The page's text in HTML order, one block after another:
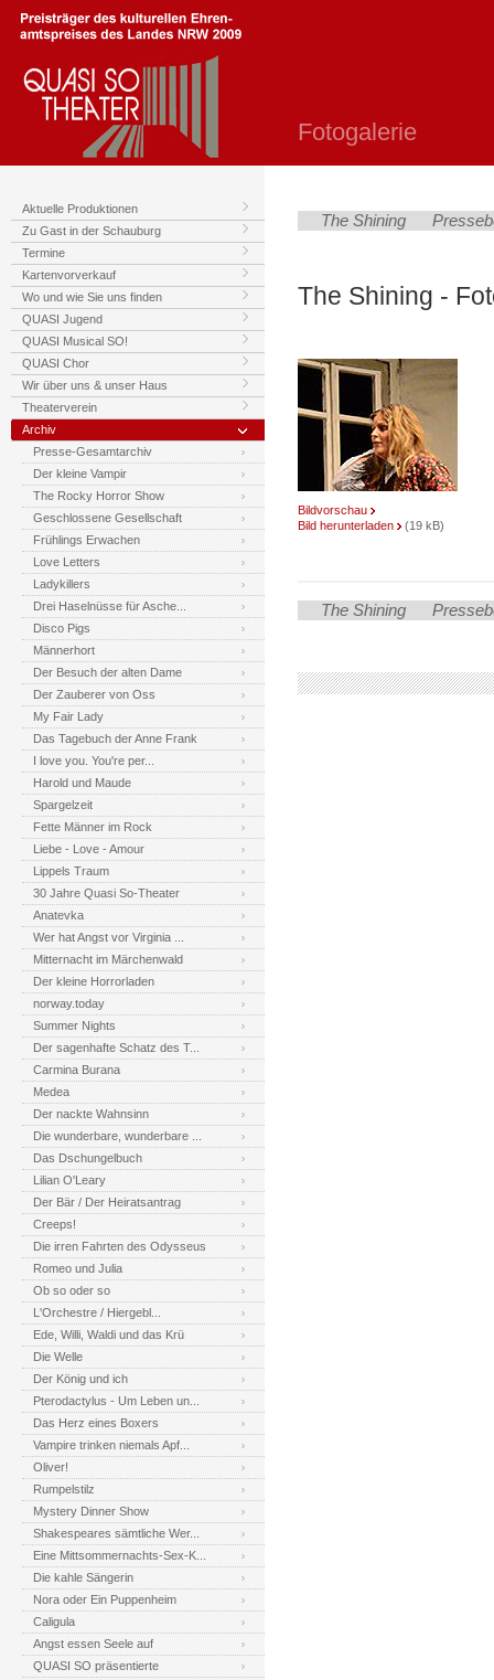
Fotogalerie
Aktuelle Produktionen
Zu Gast in der Schauburg
Termine
Kartenvorverkauf
Wo und wie Sie uns finden
QUASI Jugend
QUASI Musical SO!
QUASI Chor
Wir über uns & unser Haus
Theaterverein
Archiv
Presse-Gesamtarchiv
Der kleine Vampir
The Rocky Horror Show
Geschlossene Gesellschaft
Frühlings Erwachen
Love Letters
Ladykillers
Drei Haselnüsse für Asche...
Disco Pigs
Männerhort
Der Besuch der alten Dame
Der Zauberer von Oss
My Fair Lady
Das Tagebuch der Anne Frank
I love you. You're per...
Harold und Maude
Spargelzeit
Fette Männer im Rock
Liebe - Love - Amour
Lippels Traum
30 Jahre Quasi So-Theater
Anatevka
Wer hat Angst vor Virginia ...
Mitternacht im Märchenwald
Der kleine Horrorladen
norway.today
Summer Nights
Der sagenhafte Schatz des T...
Carmina Burana
Medea
Der nackte Wahnsinn
Die wunderbare, wunderbare ...
Das Dschungelbuch
Lilian O'Leary
Der Bär / Der Heiratsantrag
Creeps!
Die irren Fahrten des Odysseus
Romeo und Julia
Ob so oder so
L'Orchestre / Hiergebl...
Ede, Willi, Waldi und das Krü
Die Welle
Der König und ich
Pterodactylus - Um Leben un...
Das Herz eines Boxers
Vampire trinken niemals Apf...
Oliver!
Rumpelstilz
Mystery Dinner Show
Shakespeares sämtliche Wer...
Eine Mittsommernachts-Sex-K...
Die kahle Sängerin
Nora oder Ein Puppenheim
Caligula
Angst essen Seele auf
QUASI SO präsentierte
The Shining
The Shining -
Bildvorschau
Bild herunterladen
(19 kB)
The Shining